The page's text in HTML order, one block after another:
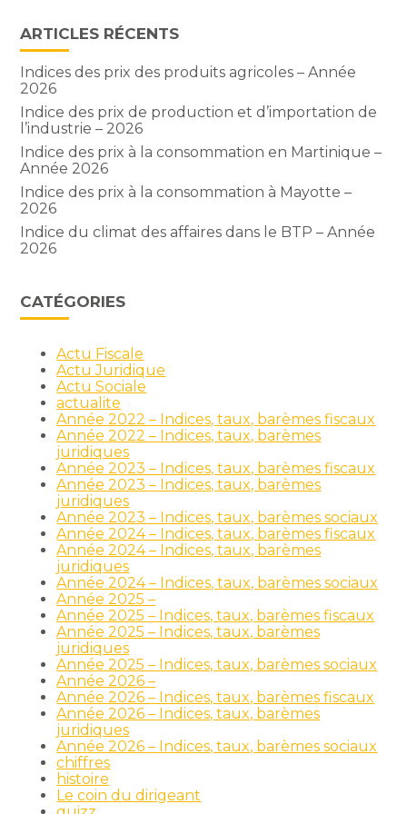
ARTICLES RÉCENTS
Indices des prix des produits agricoles – Année
2026
Indice des prix de production et d’importation de
l’industrie – 2026
Indice des prix à la consommation en Martinique –
Année 2026
Indice des prix à la consommation à Mayotte –
2026
Indice du climat des affaires dans le BTP – Année
2026
CATÉGORIES
Actu Fiscale
Actu Juridique
Actu Sociale
actualite
Année 2022 – Indices, taux, barèmes fiscaux
Année 2022 – Indices, taux, barèmes
juridiques
Année 2023 – Indices, taux, barèmes fiscaux
Année 2023 – Indices, taux, barèmes
juridiques
Année 2023 – Indices, taux, barèmes sociaux
Année 2024 – Indices, taux, barèmes fiscaux
Année 2024 – Indices, taux, barèmes
juridiques
Année 2024 – Indices, taux, barèmes sociaux
Année 2025 –
Année 2025 – Indices, taux, barèmes fiscaux
Année 2025 – Indices, taux, barèmes
juridiques
Année 2025 – Indices, taux, barèmes sociaux
Année 2026 –
Année 2026 – Indices, taux, barèmes fiscaux
Année 2026 – Indices, taux, barèmes
juridiques
Année 2026 – Indices, taux, barèmes sociaux
chiffres
histoire
Le coin du dirigeant